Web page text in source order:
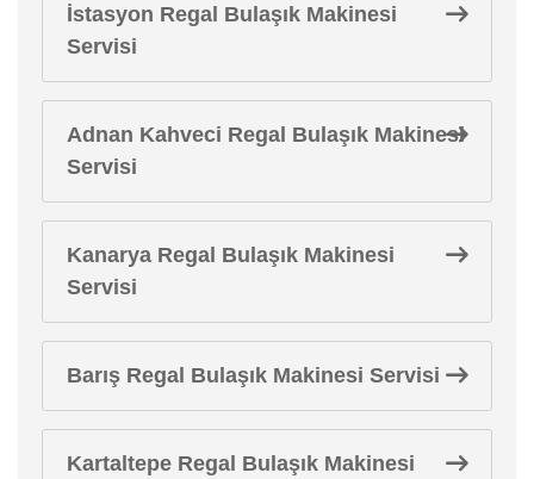
İstasyon Regal Bulaşık Makinesi
Servisi
Adnan Kahveci Regal Bulaşık Makinesi
Servisi
Kanarya Regal Bulaşık Makinesi
Servisi
Barış Regal Bulaşık Makinesi Servisi
Kartaltepe Regal Bulaşık Makinesi